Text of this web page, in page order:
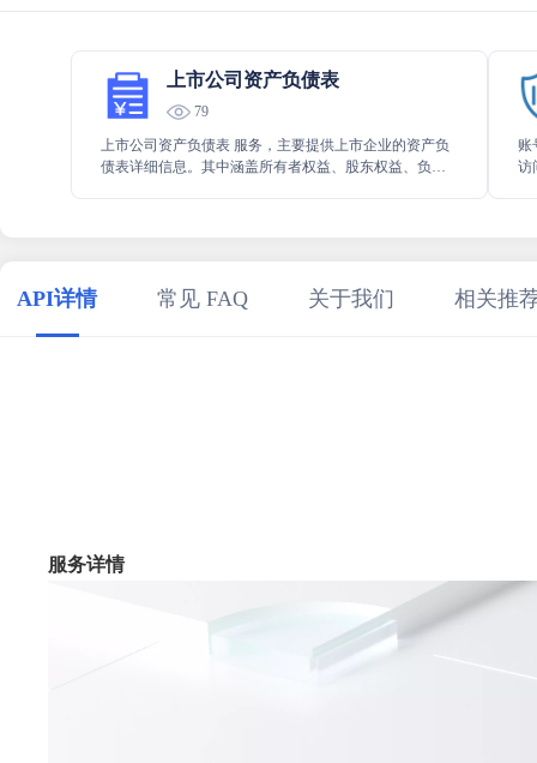
上市公司资产负债表
79
上市公司资产负债表 服务，主要提供上市企业的资产负
债表详细信息。其中涵盖所有者权益、股东权益、负债
账
访
API详情 常见 FAQ 关于我们 相关推
服务详情